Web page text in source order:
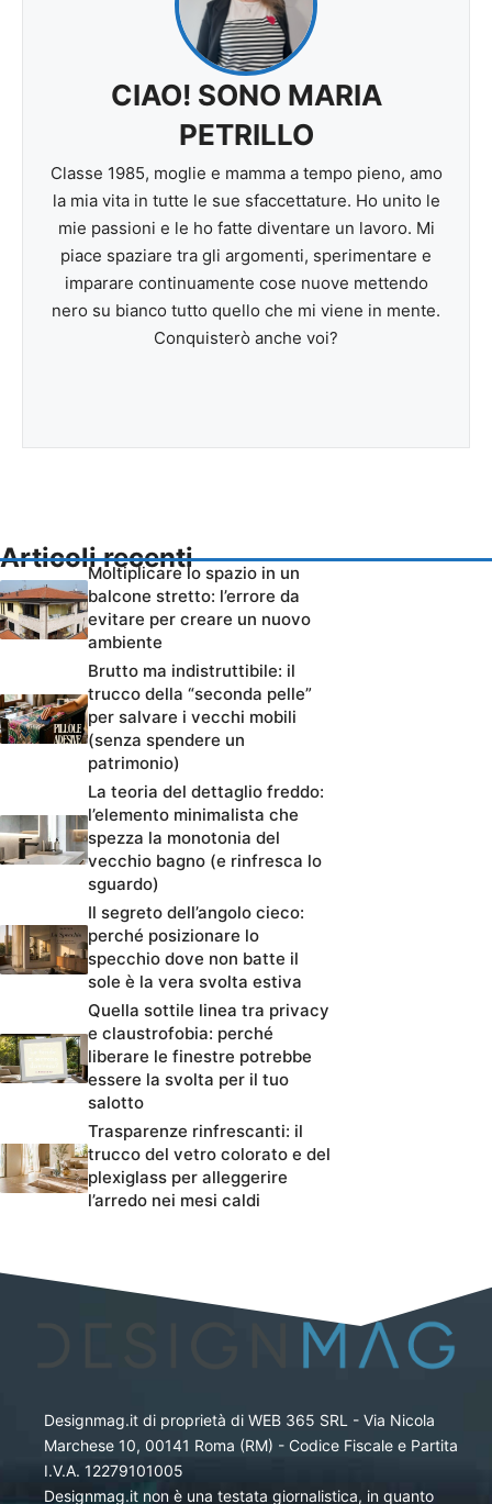
CIAO! SONO MARIA
PETRILLO
Classe 1985, moglie e mamma a tempo pieno, amo
la mia vita in tutte le sue sfaccettature. Ho unito le
mie passioni e le ho fatte diventare un lavoro. Mi
piace spaziare tra gli argomenti, sperimentare e
imparare continuamente cose nuove mettendo
nero su bianco tutto quello che mi viene in mente.
Conquisterò anche voi?
Articoli recenti
Moltiplicare lo spazio in un
balcone stretto: l’errore da
evitare per creare un nuovo
ambiente
Brutto ma indistruttibile: il
trucco della “seconda pelle”
per salvare i vecchi mobili
(senza spendere un
patrimonio)
La teoria del dettaglio freddo:
l’elemento minimalista che
spezza la monotonia del
vecchio bagno (e rinfresca lo
sguardo)
Il segreto dell’angolo cieco:
perché posizionare lo
specchio dove non batte il
sole è la vera svolta estiva
Quella sottile linea tra privacy
e claustrofobia: perché
liberare le finestre potrebbe
essere la svolta per il tuo
salotto
Trasparenze rinfrescanti: il
trucco del vetro colorato e del
plexiglass per alleggerire
l’arredo nei mesi caldi
Designmag.it di proprietà di WEB 365 SRL - Via Nicola
Marchese 10, 00141 Roma (RM) - Codice Fiscale e Partita
I.V.A. 12279101005
Designmag.it non è una testata giornalistica, in quanto